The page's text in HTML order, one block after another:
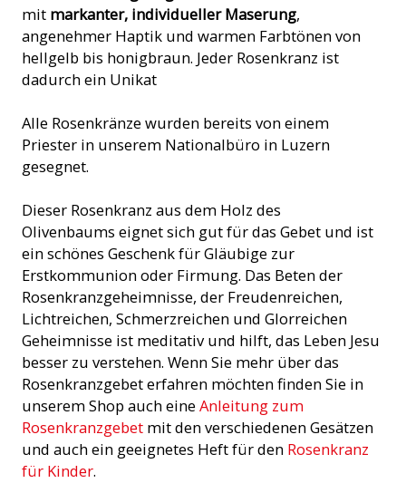
mit markanter, individueller Maserung,
angenehmer Haptik und warmen Farbtönen von
hellgelb bis honigbraun. Jeder Rosenkranz ist
dadurch ein Unikat
Alle Rosenkränze wurden bereits von einem
Priester in unserem Nationalbüro in Luzern
gesegnet.
Dieser Rosenkranz aus dem Holz des
Olivenbaums eignet sich gut für das Gebet und ist
ein schönes Geschenk für Gläubige zur
Erstkommunion oder Firmung. Das Beten der
Rosenkranzgeheimnisse, der Freudenreichen,
Lichtreichen, Schmerzreichen und Glorreichen
Geheimnisse ist meditativ und hilft, das Leben Jesu
besser zu verstehen. Wenn Sie mehr über das
Rosenkranzgebet erfahren möchten finden Sie in
unserem Shop auch eine Anleitung zum
Rosenkranzgebet mit den verschiedenen Gesätzen
und auch ein geeignetes Heft für den Rosenkranz
für Kinder.